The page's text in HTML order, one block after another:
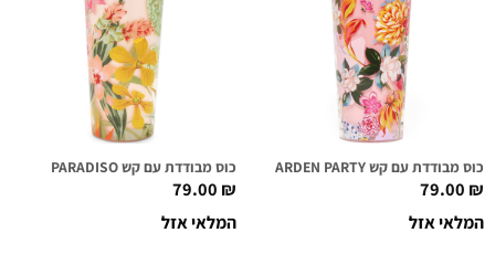
כוס מבודדת עם קש GARDEN PARTY
79.00₪
המלאי אזל
כוס מבודדת עם קש PARADISO
79.00₪
המלאי אזל